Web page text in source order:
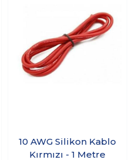
10 AWG Silikon Kablo
Kırmızı - 1 Metre